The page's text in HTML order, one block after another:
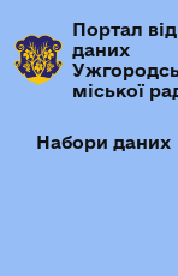
Портал
даних
міської
Набори даних